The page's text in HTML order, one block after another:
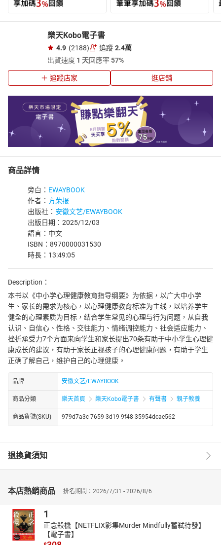
樂天Kobo電子書
4.9 (2188) 追蹤 2.4萬
出貨速度 1 天回應率57%
追蹤店家 逛店舖
商品詳情
旁白： EWAYBOOK
作者： 方荣报
出版社： 安徽文艺/EWAYBOOK
出版日期：2025/12/03
語言：中文
ISBN：8970000031530
時長：13:49:05
Description：
本书以《中小学心理健康教育指导纲要》为依据，以广大中小学
生、家长的需求为核心，以心理健康教育标准为主线，以培养学生
健全的心理素质为目标，结合学生常见的心理与行为问题，从自我
认识、自信心、性格、交往能力、情绪调控能力、社会适应能力、
挫折承受力7个方面来向学生和家长提出70条有助于中小学生心理健
康成长的建议，有助于家长正视孩子的心理健康问题，有助于学生
正确了解自己，维护自己的心理健康。
品牌 安徽文艺/EWAYBOOK
商品分類 樂天首頁 樂天Kobo電子書 有聲書 親子教養
商品貨號(SKU) 979d7a3c-7659-3d19-9f48-35954dcae562
退換貨須知
本店熱銷商品 排名期間：2026/7/31 - 2026/8/6
1
正念殺機【NETFLIX影集Murder Mindfully蓄弒待發】
【電子書】